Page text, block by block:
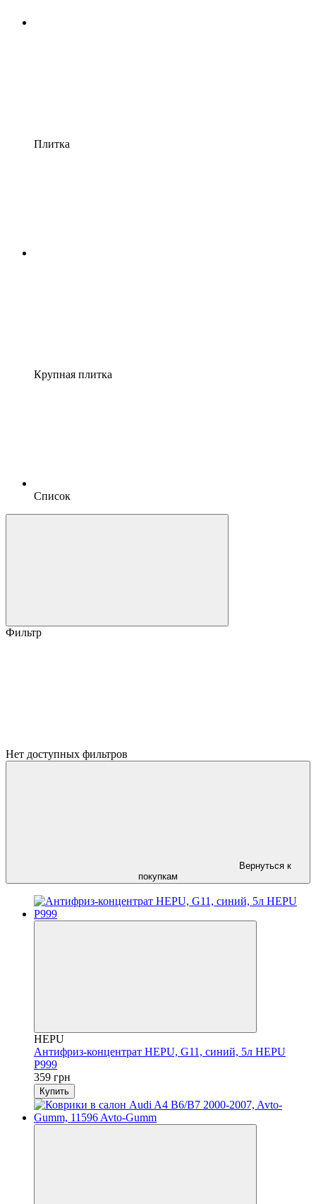
Плитка
Крупная плитка
Список
Фильтр
Нет доступных фильтров
Вернуться к
покупкам
HEPU
Антифриз-концентрат HEPU, G11, синий, 5л HEPU
P999
359 грн
Купить